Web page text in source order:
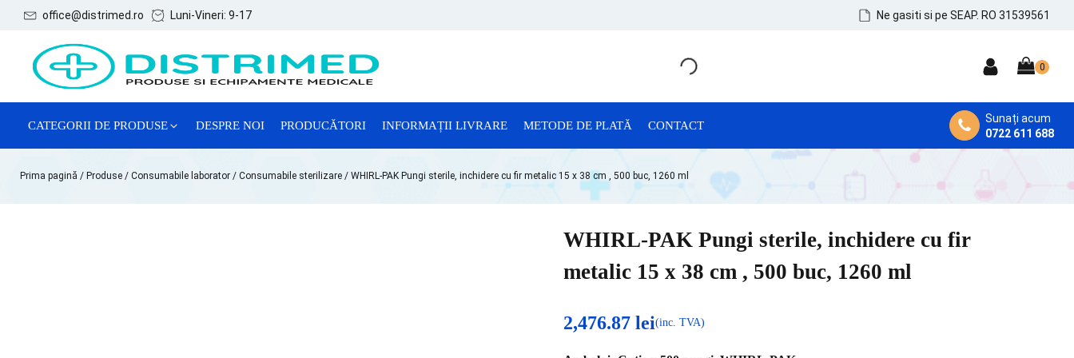
office@distrimed.ro Luni-Vineri: 9-17 Ne gasiti si pe SEAP. RO 31539561
CATEGORII DE PRODUSE
ACE, SERINGI ȘI ACCESORII
CONSUMABILE GENERALE
CONSUMABILE LABORATOR
Anatomie Patologică
DEZINFECTANȚI MEDICALI
Dezinfectanți de Mâini, Piele și Tegumente
Dezinfectanți Instrumentar
Dezinfectanți Suprafețe și MicroAeroflora
DESPRE NOI PRODUCĂTORI INFORMAȚII LIVRARE METODE DE PLATĂ CONTACT
Sunați acum
0722 611 688
Prima pagină / Produse / Consumabile laborator / Consumabile sterilizare / WHIRL-PAK Pungi sterile, inchidere cu fir metalic 15 x 38 cm , 500 buc, 1260 ml
WHIRL-PAK Pungi sterile, inchidere cu fir
metalic 15 x 38 cm , 500 buc, 1260 ml
2,476.87 lei(inc. TVA)